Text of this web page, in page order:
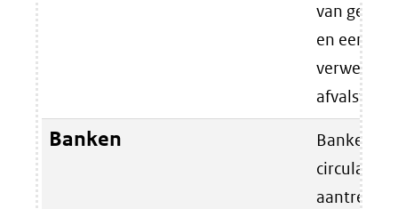
van
en een
Banken
Banken
circulaire